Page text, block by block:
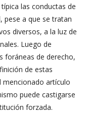
las conductas de
pese a que se tratan
diversos, a la luz de
Luego de
foráneas de derecho,
de estas
mencionado artículo
puede castigarse
forzada.